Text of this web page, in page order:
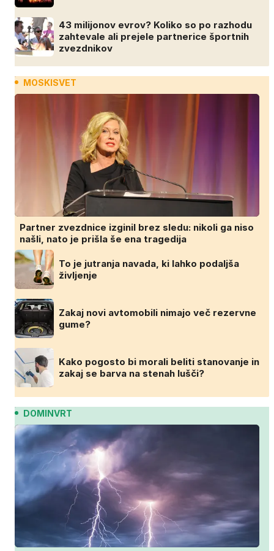
43 milijonov evrov? Koliko so po razhodu
zahtevale ali prejele partnerice športnih
zvezdnikov
MOSKISVET
Partner zvezdnice izginil brez sledu: nikoli ga niso
našli, nato je prišla še ena tragedija
To je jutranja navada, ki lahko podaljša
življenje
Zakaj novi avtomobili nimajo več rezervne
gume?
Kako pogosto bi morali beliti stanovanje in
zakaj se barva na stenah lušči?
DOMINVRT